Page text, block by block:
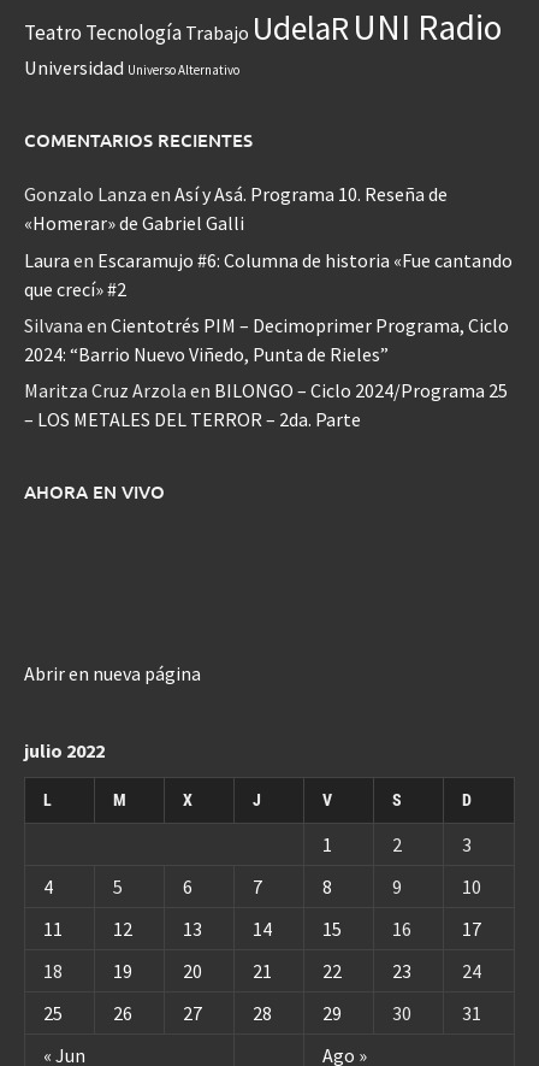
Teatro Tecnología Trabajo UdelaRUNI Radio
Universidad Universo Alternativo
COMENTARIOS RECIENTES
Gonzalo Lanza en Así y Asá. Programa 10. Reseña de
«Homerar» de Gabriel Galli
Laura en Escaramujo #6: Columna de historia «Fue cantando
que crecí» #2
Silvana en Cientotrés PIM – Decimoprimer Programa, Ciclo
2024: “Barrio Nuevo Viñedo, Punta de Rieles”
Maritza Cruz Arzola en BILONGO – Ciclo 2024/Programa 25
– LOS METALES DEL TERROR – 2da. Parte
AHORA EN VIVO
Abrir en nueva página
julio 2022
L M X J V S D
« Jun Ago »
1 2
3
4
5 6 7 8 9
10
11
12 13 14 15 16
17
18
19 20 21 22 23
24
25
26 27 28 29 30 31